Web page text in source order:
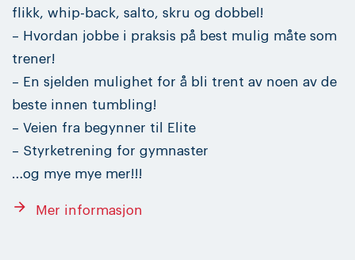
flikk, whip-back, salto, skru og dobbel!
– Hvordan jobbe i praksis på best mulig måte som
trener!
– En sjelden mulighet for å bli trent av noen av de
beste innen tumbling!
– Veien fra begynner til Elite
– Styrketrening for gymnaster
…og mye mye mer!!!
arrow_forward Mer informasjon